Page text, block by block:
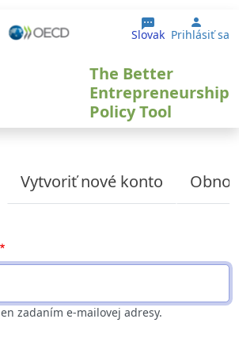
Slovak User
Prihlásiť sa
The Better
Entrepreneurship
Policy Tool
Vytvoriť nové konto
zadaním e-mailovej adresy.